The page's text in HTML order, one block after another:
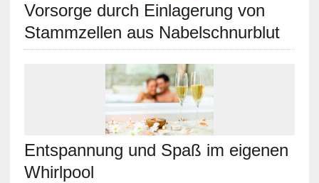
Vorsorge durch Einlagerung von
Stammzellen aus Nabelschnurblut
Entspannung und Spaß im eigenen
Whirlpool